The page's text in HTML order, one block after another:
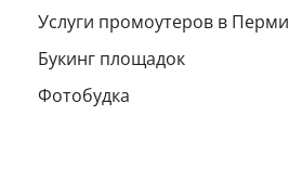
Услуги промоутеров в Перми
Букинг площадок
Фотобудка